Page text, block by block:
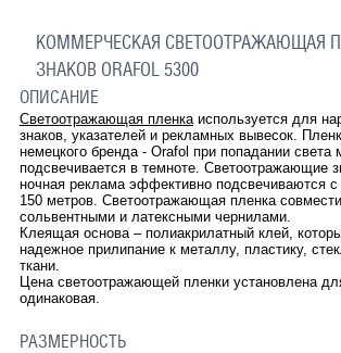
КОММЕРЧЕСКАЯ СВЕТООТРАЖАЮЩАЯ
ЗНАКОВ ORAFOL 5300
ОПИСАНИЕ
Светоотражающая пленкаиспользуется для
знаков, указателей и рекламных вывесок.
немецкого бренда - Orafol при попадании света
подсвечивается в темноте. Светоотражающие
ночная реклама эффективно подсвечиваются с
150 метров. Светоотражающая пленка
сольвентными и латексными чернилами.
Клеящая основа – полиакрилатный клей,
надежное прилипание к металлу, пластику,
ткани.
Цена светоотражающей пленки установлена
одинаковая.
РАЗМЕРНОСТЬ